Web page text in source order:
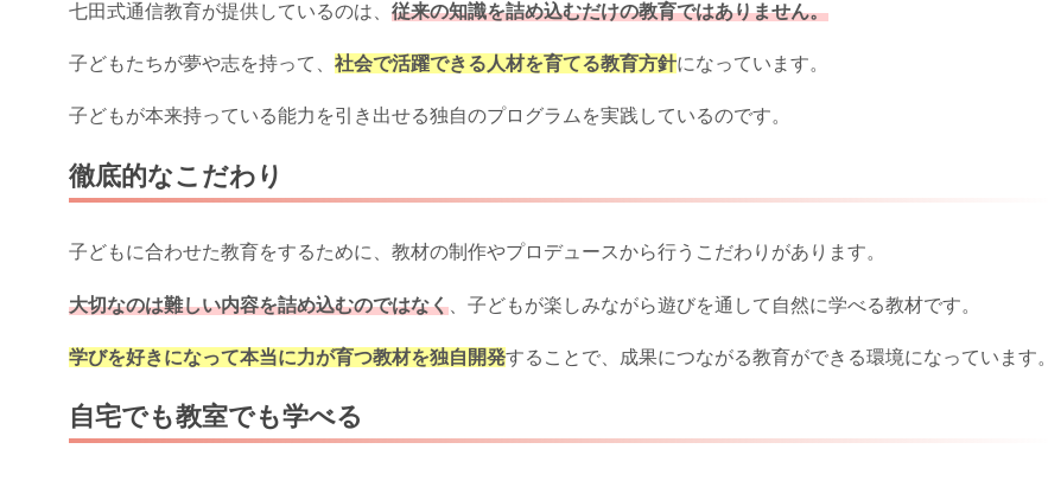
七田式通信教育が提供しているのは、 従来の知識を詰め込むだけの教育ではありません。
子どもたちが夢や志を持って、 社会で活躍できる人材を育てる教育方針になっています。
子どもが本来持っている能力を引き出せる独自のプログラムを実践しているのです。
徹底的なこだわり
子どもに合わせた教育をするために、教材の制作やプロデュースから行うこだわりがあります。
大切なのは難しい内容を詰め込むのではなく 、子どもが楽しみながら遊びを通して自然に学べる教材です。
学びを好きになって本当に力が育つ教材を独自開発することで、成果につながる教育ができる環境になっています。
自宅でも教室でも学べる